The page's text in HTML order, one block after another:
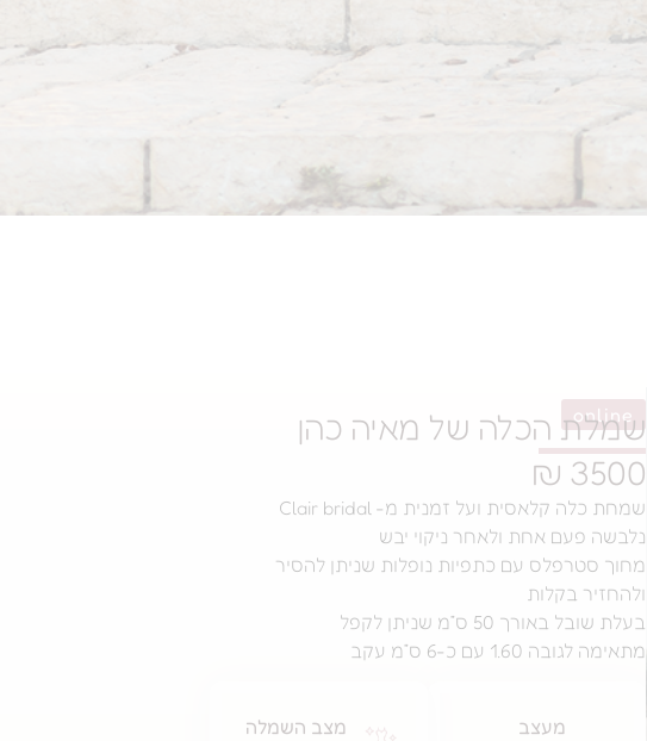
online
שמלת הכלה של מאיה כהן
3500 ₪
שמחת כלה קלאסית ועל זמנית מ- Clair bridal
נלבשה פעם אחת ולאחר ניקוי יבש
מחוך סטרפלס עם כתפיות נופלות שניתן להסיר
ולהחזיר בקלות
בעלת שובל באורך 50 ס״מ שניתן לקפל
מתאימה לגובה 1.60 עם כ-6 ס״מ עקב
מעצב
מצב השמלה